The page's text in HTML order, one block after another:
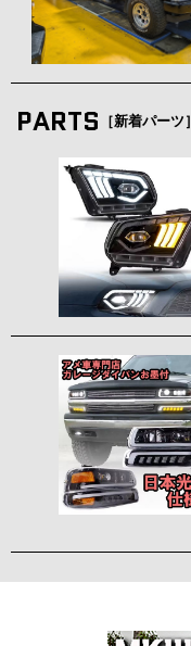
PARTS ［新着パーツ］